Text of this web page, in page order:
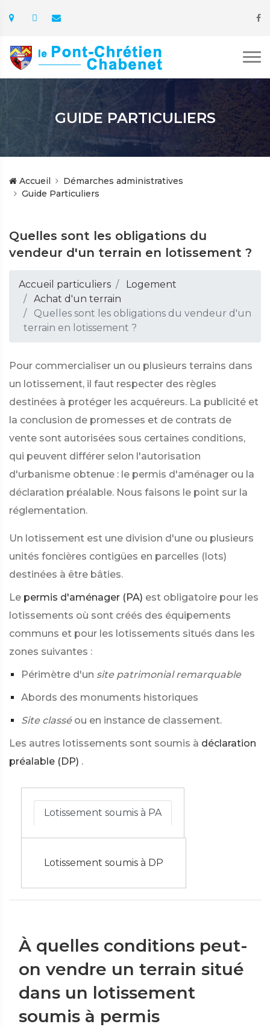
GUIDE PARTICULIERS
Accueil
Démarches administratives
Guide Particuliers
Quelles sont les obligations du
vendeur d'un terrain en lotissement ?
Accueil particuliers
Logement
Achat d'un terrain
Quelles sont les obligations du vendeur d'un
terrain en lotissement ?
Pour commercialiser un ou plusieurs terrains dans
un lotissement, il faut respecter des règles
destinées à protéger les acquéreurs. La publicité et
la conclusion de promesses et de contrats de
vente sont autorisées sous certaines conditions,
qui peuvent différer selon l'autorisation
d'urbanisme obtenue : le permis d'aménager ou la
déclaration préalable. Nous faisons le point sur la
réglementation.
Un lotissement est une division d'une ou plusieurs
unités foncières contigües en parcelles (lots)
destinées à être bâties.
Le permis d'aménager (PA) est obligatoire pour les
lotissements où sont créés des équipements
communs et pour les lotissements situés dans les
zones suivantes :
Périmètre d'un site patrimonial remarquable
Abords des monuments historiques
Site classé ou en instance de classement.
Les autres lotissements sont soumis à déclaration
préalable (DP) .
Lotissement soumis à PA
Lotissement soumis à DP
À quelles conditions peut-
on vendre un terrain situé
dans un lotissement
soumis à permis